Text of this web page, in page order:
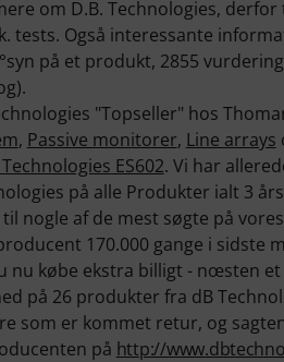
om D.B. Technologies,
tests. Også interessante
på et produkt, 2855
"Topseller" hos
, Passive monitorer, Line arrays
ES602. Vi har
på alle Produkter ialt 3
nogle af de mest søgte på
170.000 gange i sidste
nu købe ekstra billigt - nœsten
på 26 produkter fra dB
som er kommet retur, og
på http://